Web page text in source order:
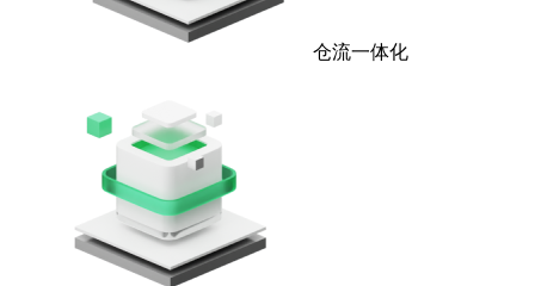
仓流一体化